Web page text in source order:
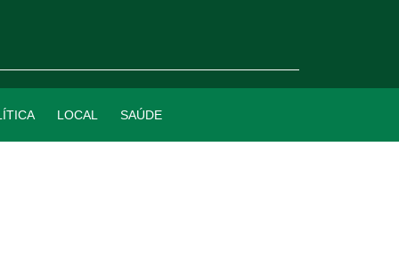
LOCAL SAÚDE